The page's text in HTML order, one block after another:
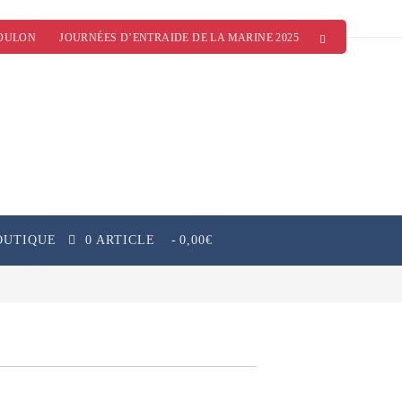
JOURNÉES D’ENTRAIDE DE LA MARINE 2025
0 ARTICLE 0,00€